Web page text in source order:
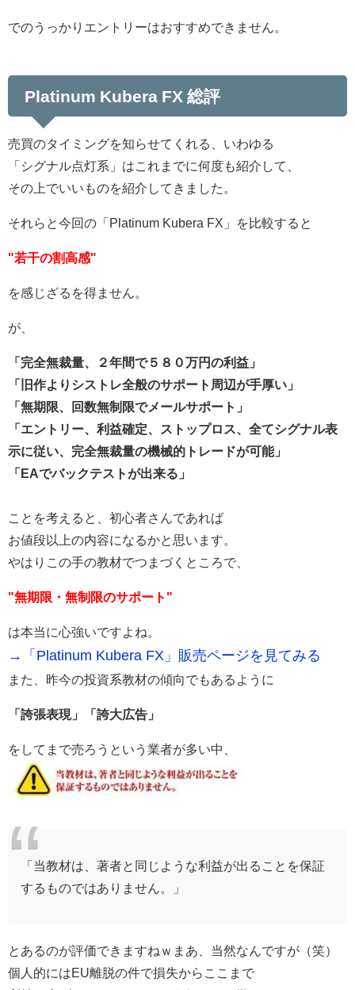
でのうっかりエントリーはおすすめできません。
Platinum Kubera FX 総評
売買のタイミングを知らせてくれる、いわゆる
「シグナル点灯系」はこれまでに何度も紹介して、
その上でいいものを紹介してきました。
それらと今回の「Platinum Kubera FX」を比較すると
"若干の割高感"
を感じざるを得ません。
が、
「完全無裁量、２年間で５８０万円の利益」
「旧作よりシストレ全般のサポート周辺が手厚い」
「無期限、回数無制限でメールサポート」
「エントリー、利益確定、ストップロス、全てシグナル表
示に従い、完全無裁量の機械的トレードが可能」
「EAでバックテストが出来る」
ことを考えると、初心者さんであれば
お値段以上の内容になるかと思います。
やはりこの手の教材でつまづくところで、
"無期限・無制限のサポート"
は本当に心強いですよね。
→「Platinum Kubera FX」販売ページを見てみる
また、昨今の投資系教材の傾向でもあるように
「誇張表現」「誇大広告」
をしてまで売ろうという業者が多い中、
「当教材は、著者と同じような利益が出ることを保証
するものではありません。」
とあるのが評価できますねｗまあ、当然なんですが（笑）
個人的にはEU離脱の件で損失からここまで